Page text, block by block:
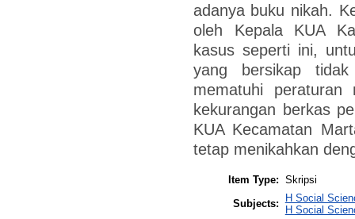
adanya buku nikah.
oleh Kepala KUA
kasus seperti ini,
yang bersikap
mematuhi peraturan
kekurangan berkas
KUA Kecamatan
tetap menikahkan
Item Type: Skripsi
Subjects:
H Social
H Social